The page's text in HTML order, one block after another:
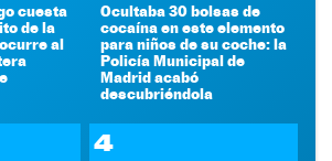
cuesta
de la
al
Ocultaba 30 bolsas de
cocaína en este elemento
para niños de su coche: la
Policía Municipal de
Madrid acabó
descubriéndola
4